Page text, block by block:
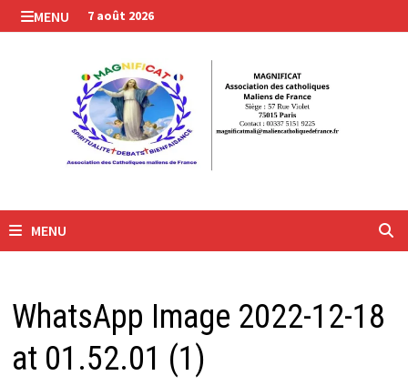
Passer
au
MENU 7 août 2026
MENU
WhatsApp Image 2022-12-18
at 01.52.01 (1)